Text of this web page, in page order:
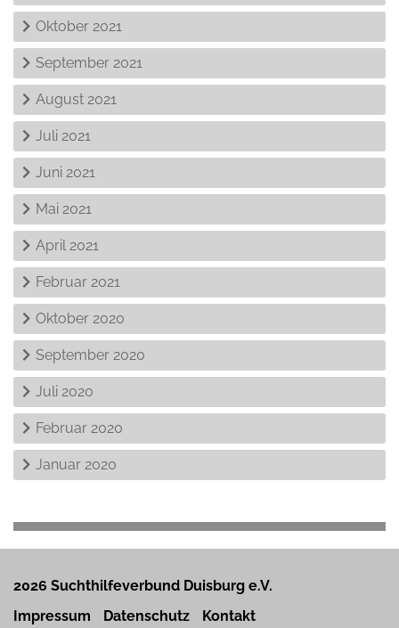
Oktober 2021
September 2021
August 2021
Juli 2021
Juni 2021
Mai 2021
April 2021
Februar 2021
Oktober 2020
September 2020
Juli 2020
Februar 2020
Januar 2020
2026 Suchthilfeverbund Duisburg e.V.
Impressum
Datenschutz Kontakt